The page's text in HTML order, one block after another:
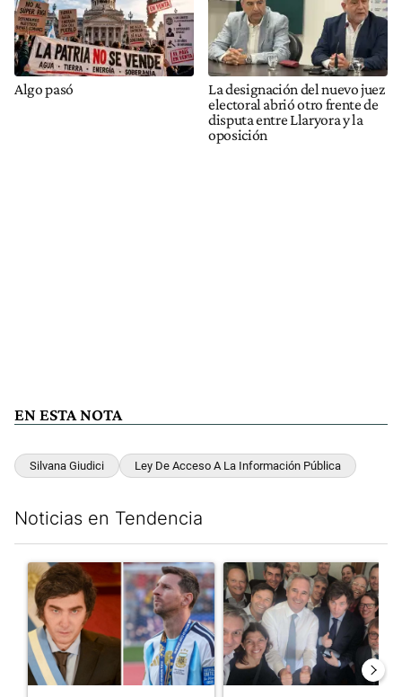
Algo pasó
La designación del nuevo juez
electoral abrió otro frente de
disputa entre Llaryora y la
oposición
EN ESTA NOTA
Silvana Giudici Ley De Acceso A La Información Pública
Noticias en Tendencia
Un artículo de tendencia con el título "Milei despidió a Jorge
Un artículo de tendencia con